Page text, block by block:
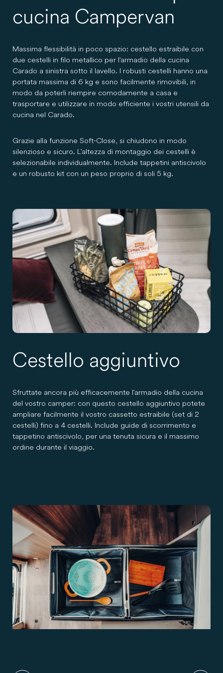
cucina Campervan
Massima flessibilità in poco spazio: cestello estraibile con
due cestelli in filo metallico per l'armadio della cucina
Carado a sinistra sotto il lavello. I robusti cestelli hanno una
portata massima di 6 kg e sono facilmente rimovibili, in
modo da poterli riempire comodamente a casa e
trasportare e utilizzare in modo efficiente i vostri utensili da
cucina nel Carado.
Grazie alla funzione Soft-Close, si chiudono in modo
silenzioso e sicuro. L'altezza di montaggio dei cestelli è
selezionabile individualmente. Include tappetini antiscivolo
e un robusto kit con un peso proprio di soli 5 kg.
Cestello aggiuntivo
Sfruttate ancora più efficacemente l'armadio della cucina
del vostro camper: con questo cestello aggiuntivo potete
ampliare facilmente il vostro cassetto estraibile (set di 2
cestelli) fino a 4 cestelli. Include guide di scorrimento e
tappetino antiscivolo, per una tenuta sicura e il massimo
ordine durante il viaggio.